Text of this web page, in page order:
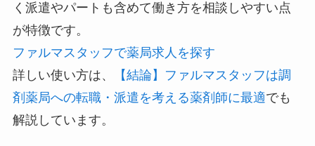
く派遣やパートも含めて働き方を相談しやすい点
が特徴です。
ファルマスタッフで薬局求人を探す
詳しい使い方は、
【結論】ファルマスタッフは調
剤薬局への転職・派遣を考える薬剤師に最適でも
解説しています。